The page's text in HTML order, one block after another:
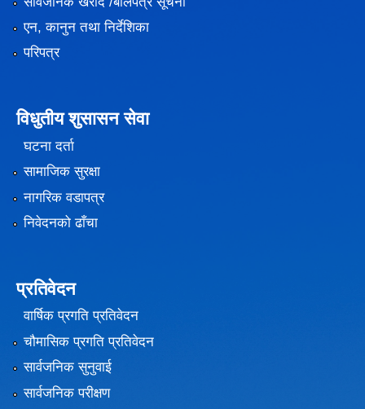
एन, कानुन तथा निर्देशिका
परिपत्र
विधुतीय शुसासन सेवा
घटना दर्ता
सामाजिक सुरक्षा
नागरिक वडापत्र
निवेदनको ढाँचा
प्रतिवेदन
वार्षिक प्रगति प्रतिवेदन
चौमासिक प्रगति प्रतिवेदन
सार्वजनिक सुनुवाई
सार्वजनिक परीक्षण